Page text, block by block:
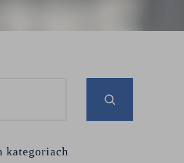
kategoriach